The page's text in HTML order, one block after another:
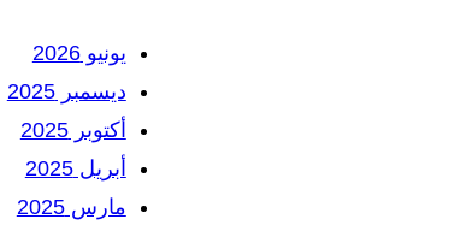
يونيو 2026
ديسمبر 2025
أكتوبر 2025
أبريل 2025
مارس 2025